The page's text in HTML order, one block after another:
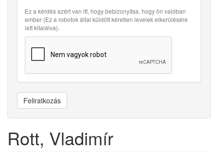
Ez a kérdés azért van itt, hogy bebizonyítsa, hogy ön valóban
ember (Ez a robotok által küldött kéretlen levelek elkerülésére
lett kitalálva).
Feliratkozás
Rott, Vladimír